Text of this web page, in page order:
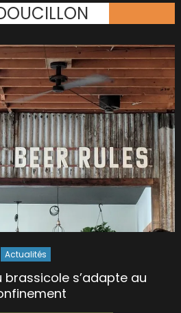
Actualités
brassicole s’adapte au